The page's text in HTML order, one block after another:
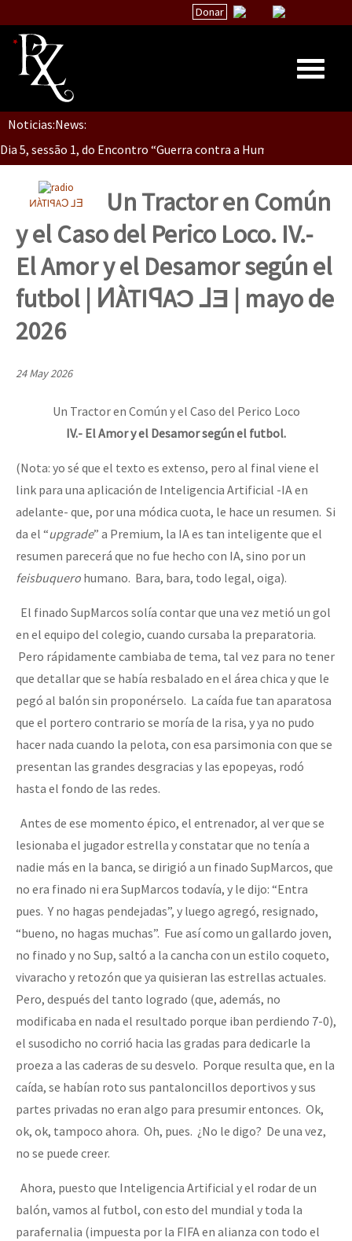
Donar
Inicio
Quiénes Somos
La palabra del EZLN
TEMAS
Chiapas
México
Latinoamérica
Megaproyectos
Migración
Presos
Mujeres
ETIQUETAS
MULTIMEDIA
Audio
Fotorreportaje
Video
Otras secciones
Libros para descargar
Medios Libres
COVID-19
Eventos
Noticias:News:
Dia 5, Sessão 2, Encontro “Guerra contra la Humanidad”
Dia 5, sessão 1, do Encontro “Guerra contra a Humanidade”(As
Dia 4 – Encontro “Guerra contra a Humanidade” (As populações
Dia 3 do Encontro “Guerra contra a Humanidade”
Dia 1: Encontro “Guerra contra a Humanidade”
[CDMX – 20 julio] Jornadas globales por la libertad de Jesús
“Sonhando a Terra do Bem Virá” se publica no Estado Espanhol
Se o México sabe, que o mundo saiba! Nossas lutas pela
[25 abr – CDMX] Tokín por el CNI: 30 años de Resistencia y
ͶÀTIꟼAƆ ⅃Ǝ
Un Tractor en Común
y el Caso del Perico Loco. IV.-
El Amor y el Desamor según el
futbol | ͶÀTIꟼAƆ ⅃Ǝ | mayo de
2026
24 May 2026
Un Tractor en Común y el Caso del Perico Loco
IV.- El Amor y el Desamor según el futbol.
(Nota: yo sé que el texto es extenso, pero al final viene el
link para una aplicación de Inteligencia Artificial -IA en
adelante- que, por una módica cuota, le hace un resumen. Si
da el “upgrade” a Premium, la IA es tan inteligente que el
resumen parecerá que no fue hecho con IA, sino por un
feisbuquero humano. Bara, bara, todo legal, oiga).
El finado SupMarcos solía contar que una vez metió un gol
en el equipo del colegio, cuando cursaba la preparatoria.
Pero rápidamente cambiaba de tema, tal vez para no tener
que detallar que se había resbalado en el área chica y que le
pegó al balón sin proponérselo. La caída fue tan aparatosa
que el portero contrario se moría de la risa, y ya no pudo
hacer nada cuando la pelota, con esa parsimonia con que se
presentan las grandes desgracias y las epopeyas, rodó
hasta el fondo de las redes.
Antes de ese momento épico, el entrenador, al ver que se
lesionaba el jugador estrella y constatar que no tenía a
nadie más en la banca, se dirigió a un finado SupMarcos, que
no era finado ni era SupMarcos todavía, y le dijo: “Entra
pues. Y no hagas pendejadas”, y luego agregó, resignado,
“bueno, no hagas muchas”. Fue así como un gallardo joven,
no finado y no Sup, saltó a la cancha con un estilo coqueto,
vivaracho y retozón que ya quisieran las estrellas actuales.
Pero, después del tanto logrado (que, además, no
modificaba en nada el resultado porque iban perdiendo 7-0),
el susodicho no corrió hacia las gradas para dedicarle la
proeza a las caderas de su desvelo. Porque resulta que, en la
caída, se habían roto sus pantaloncillos deportivos y sus
partes privadas no eran algo para presumir entonces. Ok,
ok, ok, tampoco ahora. Oh, pues. ¿No le digo? De una vez,
no se puede creer.
Ahora, puesto que Inteligencia Artificial y el rodar de un
balón, vamos al futbol, con esto del mundial y toda la
parafernalia (impuesta por la FIFA en alianza con todo el